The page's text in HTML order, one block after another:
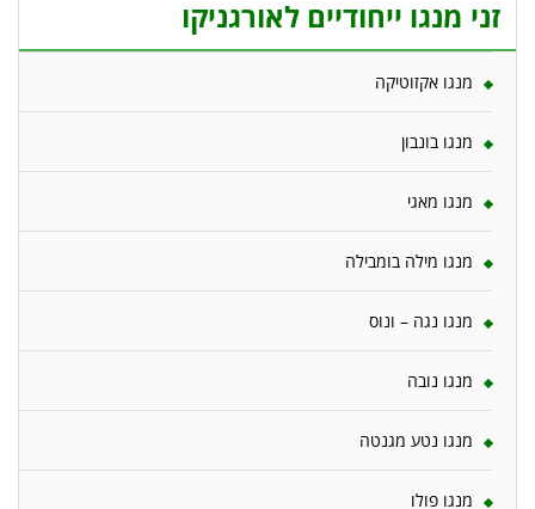
זני מנגו ייחודיים לאורגניקו
מנגו אקזוטיקה
מנגו בונבון
מנגו מאגי
מנגו מילה בומבילה
מנגו נגה – ונוס
מנגו נובה
מנגו נטע מגנטה
מנגו פולו